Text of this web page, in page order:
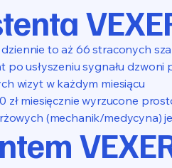
to aż 66 straconych
po usłyszeniu sygnału
wizyt w każdym miesiącu
zł miesięcznie wyrzucone
(mechanik/medycyna)